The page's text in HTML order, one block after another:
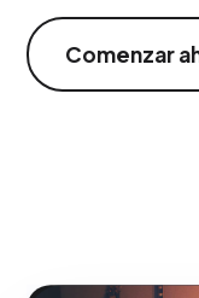
Comenzar